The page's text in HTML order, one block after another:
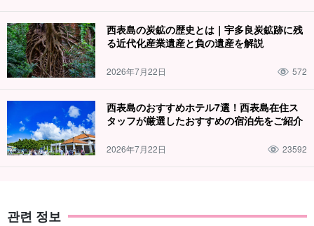
西表島の炭鉱の歴史とは｜宇多良炭鉱跡に残
る近代化産業遺産と負の遺産を解説
2026年7月22日 572
西表島のおすすめホテル7選！西表島在住ス
タッフが厳選したおすすめの宿泊先をご紹介
2026年7月22日 23592
관련 정보